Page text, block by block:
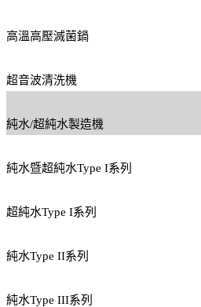
高溫高壓滅菌鍋
超音波清洗機
純水/超純水製造機
純水暨超純水Type I系列
超純水Type I系列
純水Type II系列
純水Type III系列